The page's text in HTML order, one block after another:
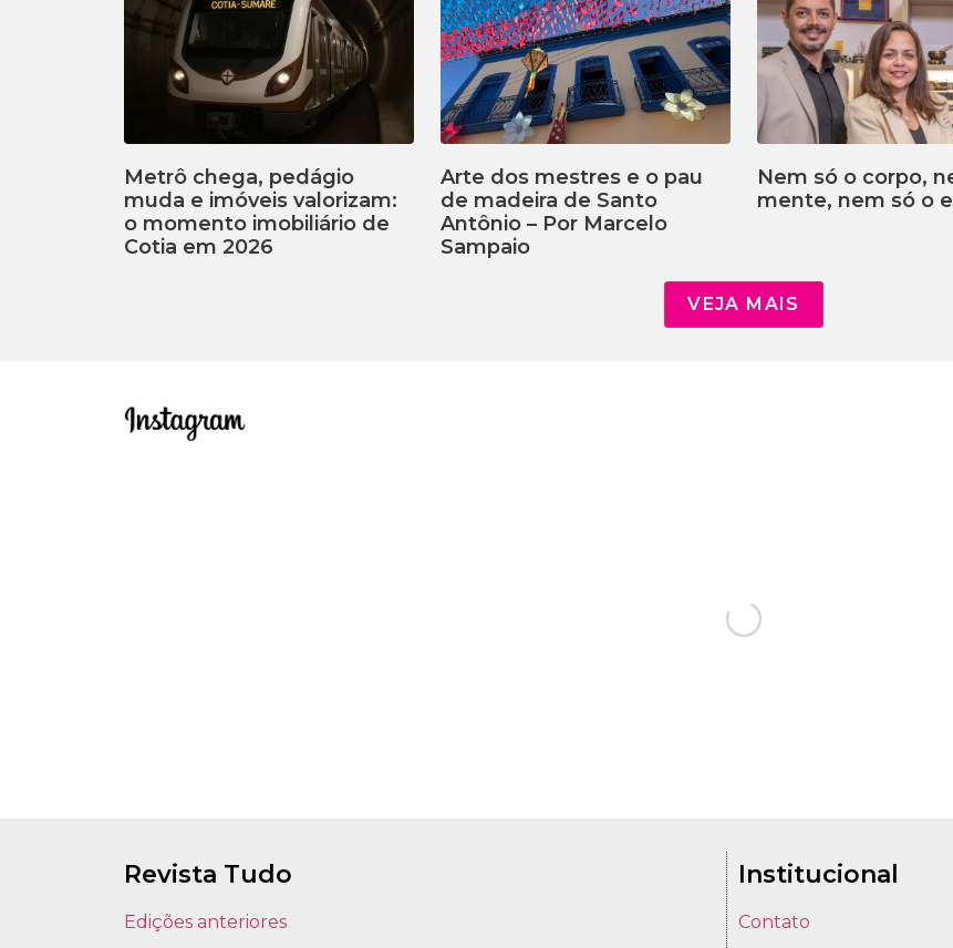
Metrô chega, pedágio
muda e imóveis valorizam:
o momento imobiliário de
Cotia em 2026
Arte dos mestres e o pau
de madeira de Santo
Antônio – Por Marcelo
Sampaio
Nem só o corpo,
mente, nem só o
VEJA MAIS
Revista Tudo
Edições anteriores
Institucional
Contato